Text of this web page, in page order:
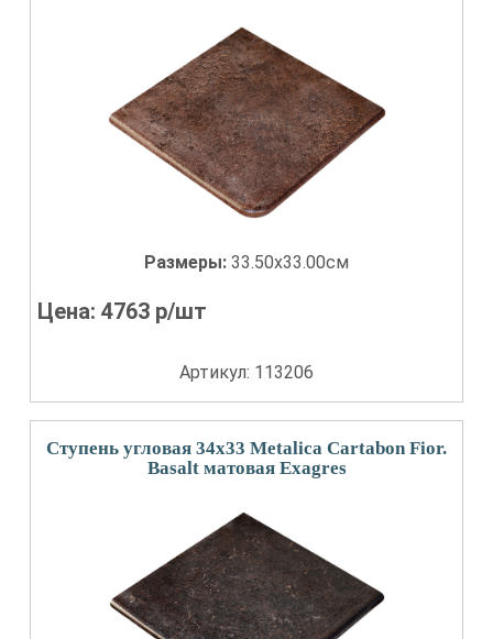
Размеры: 33.50x33.00см
Цена:4763 р/шт
Артикул: 113206
Ступень угловая 34x33 Metalica Cartabon Fior.
Basalt матовая Exagres